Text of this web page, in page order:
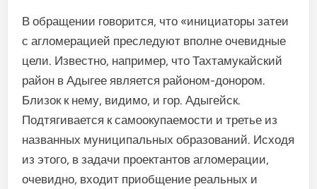
В обращении говорится, что «инициаторы затеи
с агломерацией преследуют вполне очевидные
цели. Известно, например, что Тахтамукайский
район в Адыгее является районом-донором.
Близок к нему, видимо, и гор. Адыгейск.
Подтягивается к самоокупаемости и третье из
названных муниципальных образований. Исходя
из этого, в задачи проектантов агломерации,
очевидно, входит приобщение реальных и